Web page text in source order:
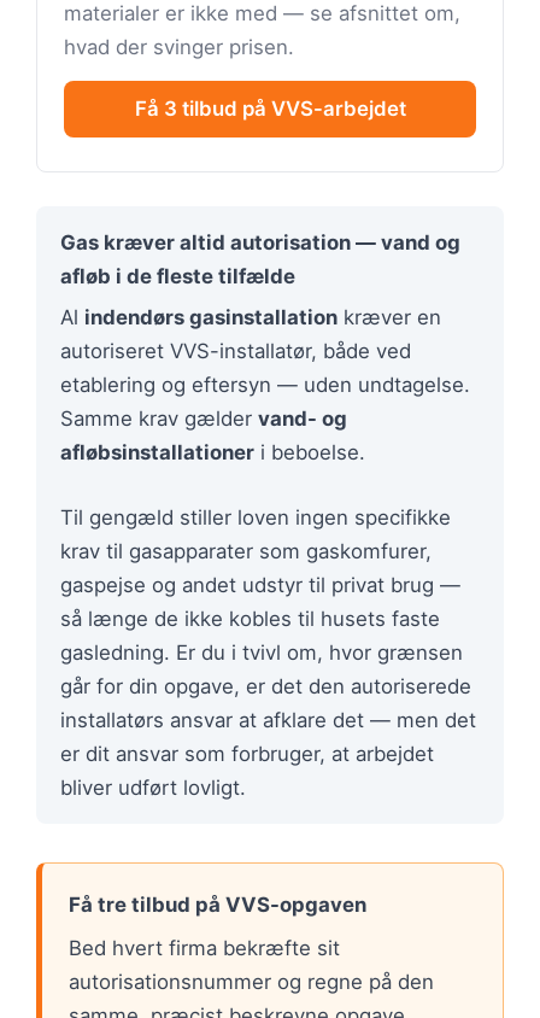
materialer er ikke med — se afsnittet om,
hvad der svinger prisen.
Få 3 tilbud på VVS-arbejdet
Gas kræver altid autorisation — vand og
afløb i de fleste tilfælde
Al indendørs gasinstallation kræver en
autoriseret VVS-installatør, både ved
etablering og eftersyn — uden undtagelse.
Samme krav gælder vand- og
afløbsinstallationer i beboelse.
Til gengæld stiller loven ingen specifikke
krav til gasapparater som gaskomfurer,
gaspejse og andet udstyr til privat brug —
så længe de ikke kobles til husets faste
gasledning. Er du i tvivl om, hvor grænsen
går for din opgave, er det den autoriserede
installatørs ansvar at afklare det — men det
er dit ansvar som forbruger, at arbejdet
bliver udført lovligt.
Få tre tilbud på VVS-opgaven
Bed hvert firma bekræfte sit
autorisationsnummer og regne på den